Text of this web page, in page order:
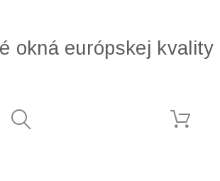
okná európskej kvality